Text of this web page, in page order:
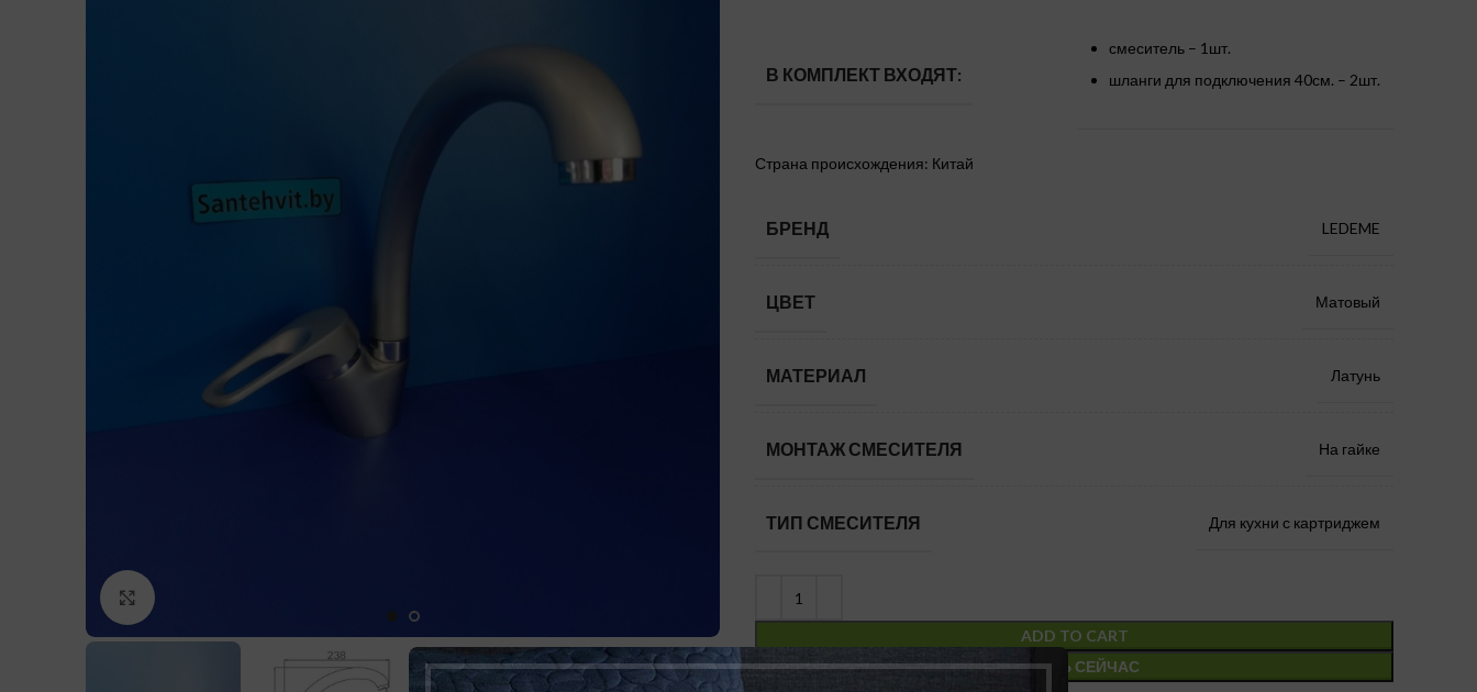
В КОМПЛЕКТ ВХОДЯТ:
смеситель – 1шт.
шланги для подключения 40см. – 2шт.
Страна происхождения: Китай
БРЕНД LEDEME
ЦВЕТ Матовый
МАТЕРИАЛ Латунь
МОНТАЖ СМЕСИТЕЛЯ На гайке
ТИП СМЕСИТЕЛЯ Для кухни с картриджем
ADD TO CART
КУПИТЬ СЕЙЧАС